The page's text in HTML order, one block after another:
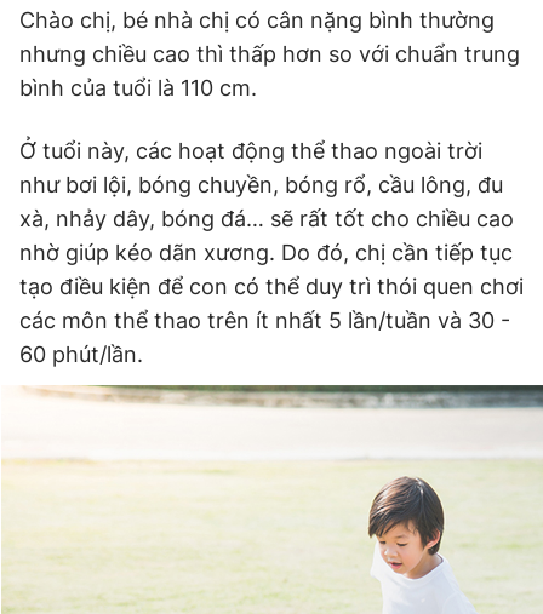
Chào chị, bé nhà chị có cân nặng bình thường
nhưng chiều cao thì thấp hơn so với chuẩn trung
bình của tuổi là 110 cm.
Ở tuổi này, các hoạt động thể thao ngoài trời
như bơi lội, bóng chuyền, bóng rổ, cầu lông, đu
xà, nhảy dây, bóng đá… sẽ rất tốt cho chiều cao
nhờ giúp kéo dãn xương. Do đó, chị cần tiếp tục
tạo điều kiện để con có thể duy trì thói quen chơi
các môn thể thao trên ít nhất 5 lần/tuần và 30 -
60 phút/lần.